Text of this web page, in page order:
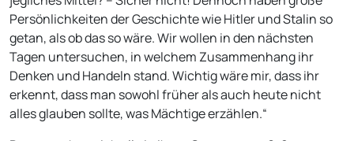
Persönlichkeiten der Geschichte wie Hitler und Stalin so
getan, als ob das so wäre. Wir wollen in den nächsten
Tagen untersuchen, in welchem Zusammenhang ihr
Denken und Handeln stand. Wichtig wäre mir, dass ihr
erkennt, dass man sowohl früher als auch heute nicht
alles glauben sollte, was Mächtige erzählen.“